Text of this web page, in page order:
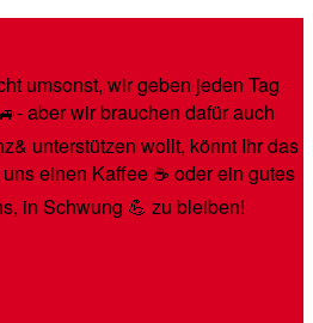
umsonst, wir geben jeden Tag
aber wir brauchen dafür auch
unterstützen wollt, könnt Ihr das
einen Kaffee ☕️ oder ein gutes
in Schwung 💪 zu bleiben!